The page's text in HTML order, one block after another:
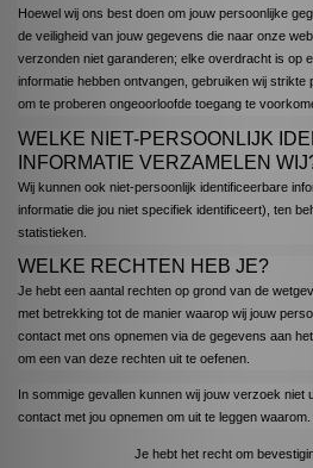
Hoewel wij ons best doen om jouw persoonlijke
de veiligheid van jouw gegevens die naar onze
verzonden niet garanderen; elke overdracht is op
informatie hebben ontvangen, gebruiken wij strikte
om te proberen ongeoorloofde toegang te
WELKE NIET-PERSOONLIJK
INFORMATIE VERZAMELEN
Wij kunnen ook niet-persoonlijk identificeerbare
informatie die jou niet specifiek identificeert), ten
statistieken.
WELKE RECHTEN HEB JE?
Je hebt een aantal rechten op grond van de
met betrekking tot de manier waarop wij jouw
contact met ons opnemen via de gegevens aan
om een van deze rechten uit te oefenen.
In sommige gevallen kunnen wij jouw verzoek niet
contact met jou opnemen om uit te leggen waarom.
Je hebt het recht om